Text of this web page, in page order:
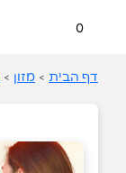
0
דף הבית > מזון >